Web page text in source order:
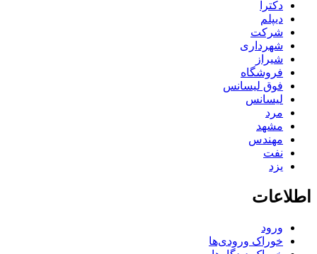
دکترا
دیپلم
شرکت
شهرداری
شیراز
فروشگاه
فوق لیسانس
لیسانس
مرد
مشهد
مهندس
نفت
یزد
اطلاعات
ورود
خوراک ورودی‌ها